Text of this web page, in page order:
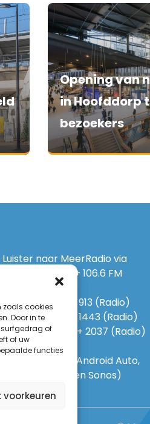
zoals cookies
Door in te
of
of uw
functies
voorkeuren
Opening van
in Hoofddorp
bezoekers
Luister naar MeerRadio via
Ether: 105.5 FM + 106.6 FM
DAB+ op 5A
Ziggo: 38 (TV) + 913 (Radio)
KPN: 1143 (TV) + 1443 (Radio)
Odido 735 (TV) + 2037 (Radio)
Tune-In
(Google Home, Android Auto,
Apple Carplay en Sonos)